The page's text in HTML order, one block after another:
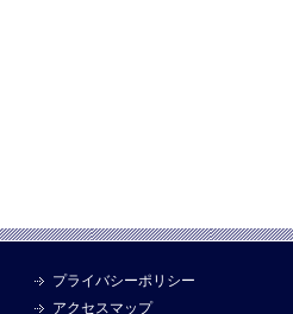
プライバシーポリシー
アクセスマップ